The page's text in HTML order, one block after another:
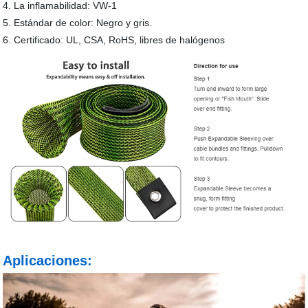
4. La inflamabilidad: VW-1
5. Estándar de color: Negro y gris.
6. Certificado: UL, CSA, RoHS, libres de halógenos
Aplicaciones: